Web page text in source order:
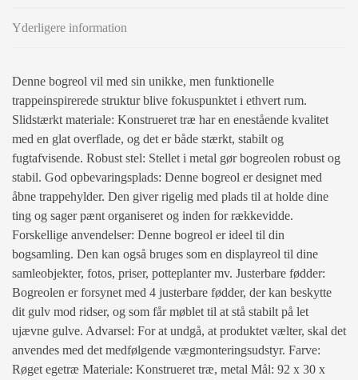
Yderligere information
Denne bogreol vil med sin unikke, men funktionelle
trappeinspirerede struktur blive fokuspunktet i ethvert rum.
Slidstærkt materiale: Konstrueret træ har en enestående kvalitet
med en glat overflade, og det er både stærkt, stabilt og
fugtafvisende. Robust stel: Stellet i metal gør bogreolen robust og
stabil. God opbevaringsplads: Denne bogreol er designet med
åbne trappehylder. Den giver rigelig med plads til at holde dine
ting og sager pænt organiseret og inden for rækkevidde.
Forskellige anvendelser: Denne bogreol er ideel til din
bogsamling. Den kan også bruges som en displayreol til dine
samleobjekter, fotos, priser, potteplanter mv. Justerbare fødder:
Bogreolen er forsynet med 4 justerbare fødder, der kan beskytte
dit gulv mod ridser, og som får møblet til at stå stabilt på let
ujævne gulve. Advarsel: For at undgå, at produktet vælter, skal det
anvendes med det medfølgende vægmonteringsudstyr. Farve:
Røget egetræ Materiale: Konstrueret træ, metal Mål: 92 x 30 x